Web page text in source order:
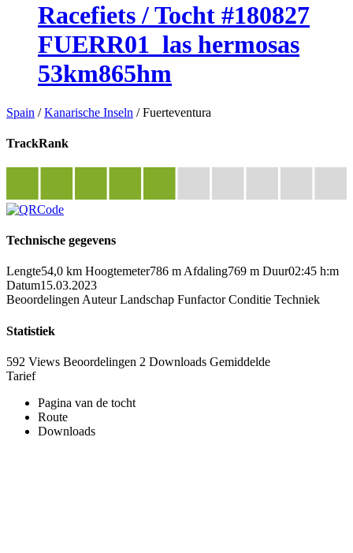
Racefiets / Tocht #180827
FUERR01_las hermosas
53km865hm
Spain /Kanarische Inseln /Fuerteventura
TrackRank
Technische gegevens
Lengte54,0 km Hoogtemeter786 m Afdaling769 m Duur02:45 h:m
Datum15.03.2023
Beoordelingen Auteur Landschap Funfactor Conditie Techniek
Statistiek
592 Views Beoordelingen 2 Downloads Gemiddelde
Tarief
Pagina van de tocht
Route
Downloads